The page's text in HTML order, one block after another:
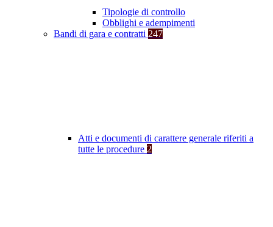
Tipologie di controllo
Obblighi e adempimenti
Bandi di gara e contratti 247
Atti e documenti di carattere generale riferiti a
tutte le procedure 2